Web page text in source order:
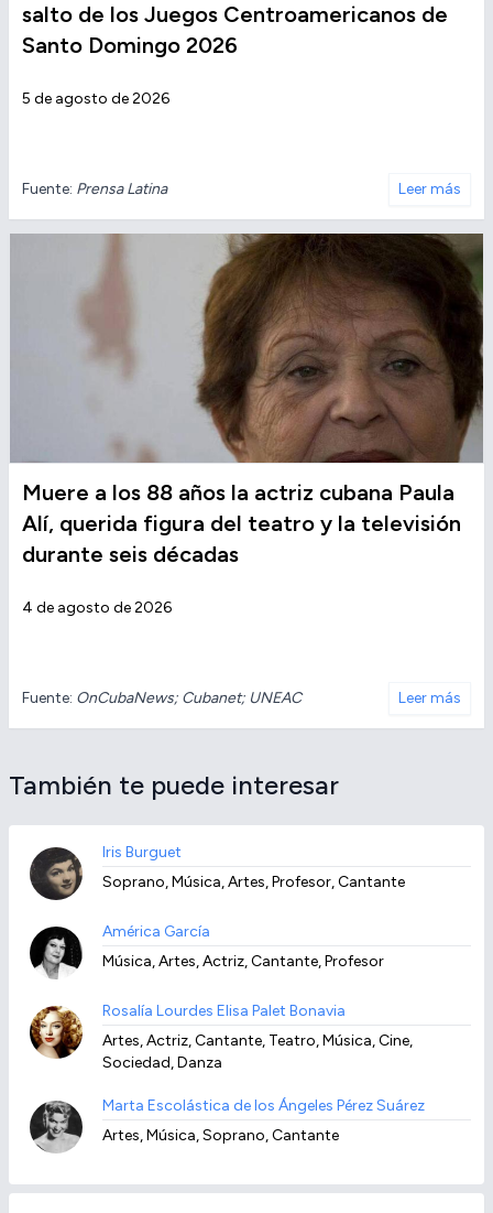
salto de los Juegos Centroamericanos de
Santo Domingo 2026
5 de agosto de 2026
Fuente: Prensa Latina Leer más
Muere a los 88 años la actriz cubana Paula
Alí, querida figura del teatro y la televisión
durante seis décadas
4 de agosto de 2026
Fuente: OnCubaNews; Cubanet; UNEAC Leer más
También te puede interesar
Iris Burguet
Soprano, Música, Artes, Profesor, Cantante
América García
Música, Artes, Actriz, Cantante, Profesor
Rosalía Lourdes Elisa Palet Bonavia
Artes, Actriz, Cantante, Teatro, Música, Cine,
Sociedad, Danza
Marta Escolástica de los Ángeles Pérez Suárez
Artes, Música, Soprano, Cantante